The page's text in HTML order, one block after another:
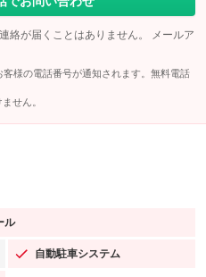
絡が届くことはありません。 メールア
様の電話番号が通知されます。無料電話
せん。
ル
自動駐車システム
：装備あり